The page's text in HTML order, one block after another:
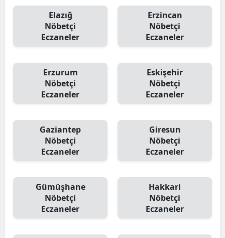
Elazığ
Nöbetçi
Eczaneler
Erzincan
Nöbetçi
Eczaneler
Erzurum
Nöbetçi
Eczaneler
Eskişehir
Nöbetçi
Eczaneler
Gaziantep
Nöbetçi
Eczaneler
Giresun
Nöbetçi
Eczaneler
Gümüşhane
Nöbetçi
Eczaneler
Hakkari
Nöbetçi
Eczaneler